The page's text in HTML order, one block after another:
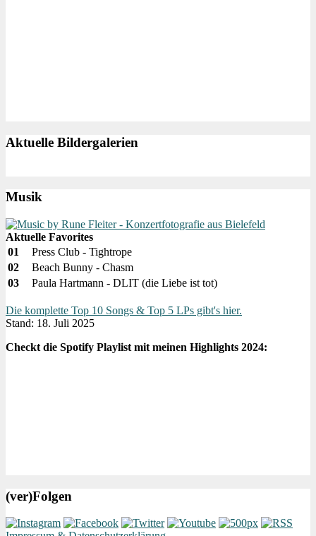
Aktuelle Bildergalerien
Musik
Aktuelle Favorites
01
Press Club - Tightrope
02
Beach Bunny - Chasm
03
Paula Hartmann - DLIT (die Liebe ist tot)
Die komplette Top 10 Songs & Top 5 LPs gibt's hier.
Stand: 18. Juli 2025
Checkt die Spotify Playlist mit meinen Highlights 2024:
(ver)Folgen